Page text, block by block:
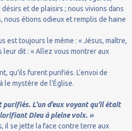
et de plaisirs ; nous vivions dans
nous étions odieux et remplis de haine
est toujours le même : « Jésus, maître,
leur dit : « Allez vous montrer aux
qu’ils furent purifiés. L’envoi de
le mystère de l’Église.
L’un d’eux voyant qu’il était
Dieu à pleine voix. »
il se jette la face contre terre aux